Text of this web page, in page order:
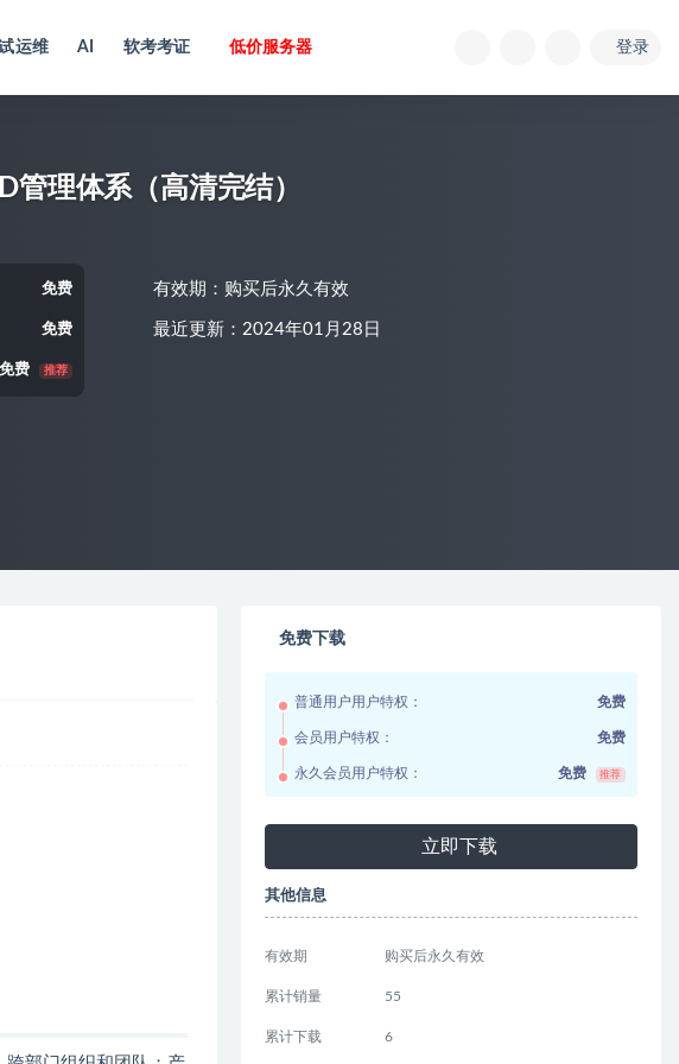
运维 AI 软考考证 低价服务器 登录
管理体系（高清完结）
免费
免费
免费 推荐
有效期：购买后永久有效
最近更新：2024年01月28日
免费下载
普通用户用户特权： 免费
会员用户特权： 免费
永久会员用户特权： 免费 推荐
立即下载
其他信息
有效期 购买后永久有效
累计销量 55
累计下载 6